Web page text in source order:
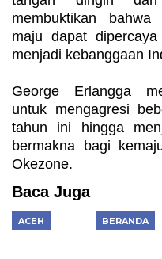
membuktikan
maju dapat
menjadi kebanggaan
George Erlangga
untuk mengagresi
tahun ini hingga
bermakna bagi
Okezone.
Baca Juga
ACEH BERANDA